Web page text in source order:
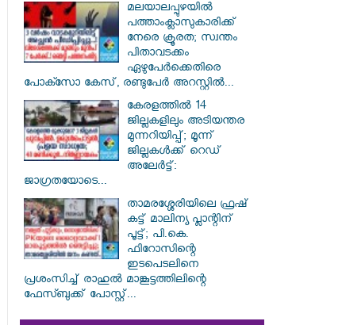
മലയാലപ്പുഴയിൽ
പത്താംക്ലാസുകാരിക്ക്
നേരെ ക്രൂരത; സ്വന്തം
പിതാവടക്കം
ഏഴുപേർക്കെതിരെ
പോക്സോ കേസ്, രണ്ടുപേർ അറസ്റ്റിൽ...
കേരളത്തിൽ 14
ജില്ലകളിലും അടിയന്തര
മുന്നറിയിപ്പ്; മൂന്ന്
ജില്ലകൾക്ക് റെഡ്
അലേർട്ട്:
ജാഗ്രതയോടെ...
താമരശ്ശേരിയിലെ ഫ്രഷ്
കട്ട് മാലിന്യ പ്ലാന്റിന്
പൂട്ട്; പി.കെ.
ഫിറോസിന്റെ
ഇടപെടലിനെ
പ്രശംസിച്ച് രാഹുൽ മാങ്കൂട്ടത്തിലിന്റെ
ഫേസ്ബുക്ക് പോസ്റ്റ്...